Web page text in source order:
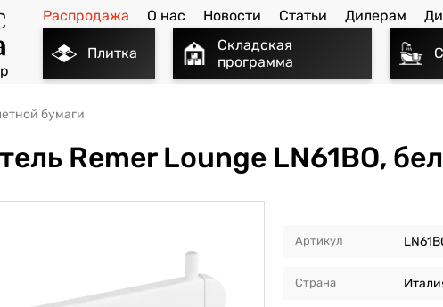
Распродажа О нас Новости Статьи Дилерам
Плитка
Складская
программа
бумаги
Remer Lounge LN61BO,
Артикул
Страна